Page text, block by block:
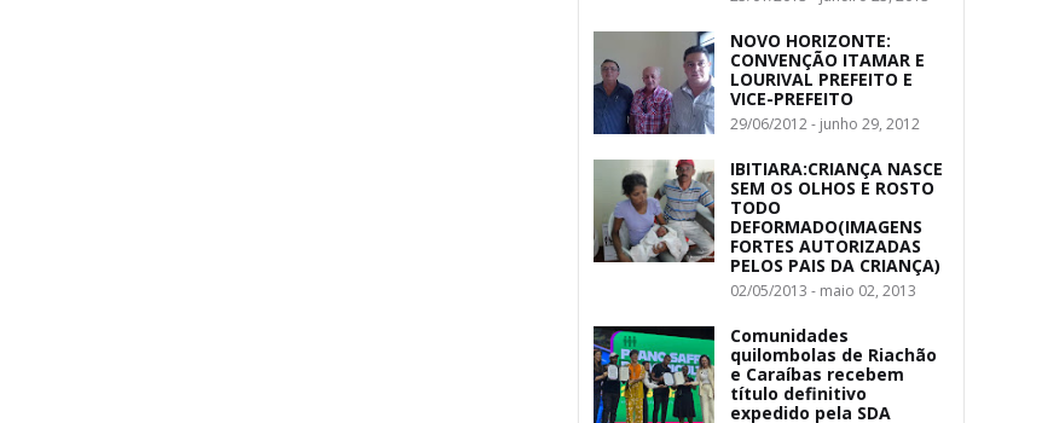
NOVO HORIZONTE:
CONVENÇÃO ITAMAR E
LOURIVAL PREFEITO E
VICE-PREFEITO
29/06/2012 - junho 29, 2012
IBITIARA:CRIANÇA NASCE
SEM OS OLHOS E ROSTO
TODO
DEFORMADO(IMAGENS
FORTES AUTORIZADAS
PELOS PAIS DA CRIANÇA)
02/05/2013 - maio 02, 2013
Comunidades
quilombolas de Riachão
e Caraíbas recebem
título definitivo
expedido pela SDA